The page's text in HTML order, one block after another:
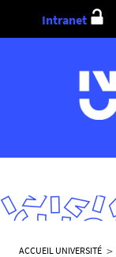
Intranet
V
ACCUEIL UNIVERSITÉ